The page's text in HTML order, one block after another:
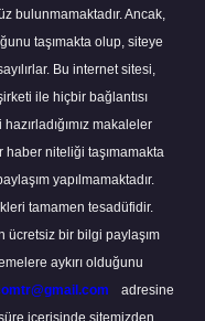
bulunmamaktadır. Ancak,
taşımakta olup, siteye
Bu internet sitesi,
ile hiçbir bağlantısı
makaleler
haber niteliği taşımamakta
yapılmamaktadır.
tamamen tesadüfidir.
ücretsiz bir bilgi paylaşım
aykırı olduğunu
adresine
içerisinde sitemizden